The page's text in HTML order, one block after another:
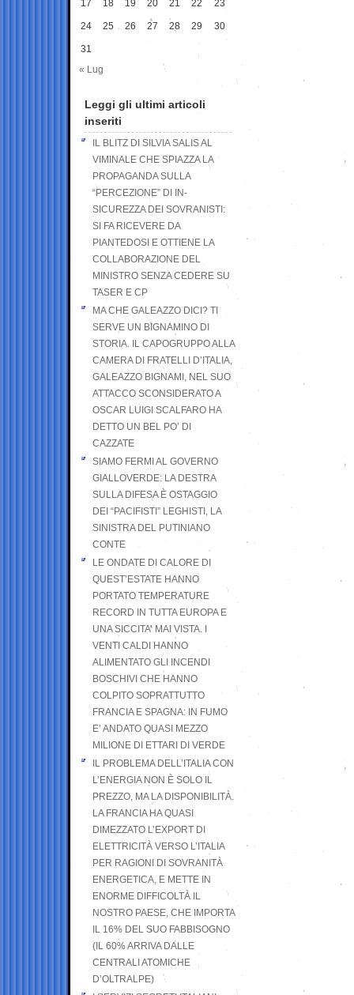
17 18 19 20 21 22 23
24 25 26 27 28 29 30
31
« Lug
Leggi gli ultimi articoli
inseriti
IL BLITZ DI SILVIA SALIS AL
VIMINALE CHE SPIAZZA LA
PROPAGANDA SULLA
“PERCEZIONE” DI IN-
SICUREZZA DEI SOVRANISTI:
SI FA RICEVERE DA
PIANTEDOSI E OTTIENE LA
COLLABORAZIONE DEL
MINISTRO SENZA CEDERE SU
TASER E CP
MA CHE GALEAZZO DICI? TI
SERVE UN BIGNAMINO DI
STORIA. IL CAPOGRUPPO ALLA
CAMERA DI FRATELLI D’ITALIA,
GALEAZZO BIGNAMI, NEL SUO
ATTACCO SCONSIDERATO A
OSCAR LUIGI SCALFARO HA
DETTO UN BEL PO’ DI
CAZZATE
SIAMO FERMI AL GOVERNO
GIALLOVERDE: LA DESTRA
SULLA DIFESA È OSTAGGIO
DEI “PACIFISTI” LEGHISTI, LA
SINISTRA DEL PUTINIANO
CONTE
LE ONDATE DI CALORE DI
QUEST’ESTATE HANNO
PORTATO TEMPERATURE
RECORD IN TUTTA EUROPA E
UNA SICCITA’ MAI VISTA. I
VENTI CALDI HANNO
ALIMENTATO GLI INCENDI
BOSCHIVI CHE HANNO
COLPITO SOPRATTUTTO
FRANCIA E SPAGNA: IN FUMO
E’ ANDATO QUASI MEZZO
MILIONE DI ETTARI DI VERDE
IL PROBLEMA DELL’ITALIA CON
L’ENERGIA NON È SOLO IL
PREZZO, MA LA DISPONIBILITÀ.
LA FRANCIA HA QUASI
DIMEZZATO L’EXPORT DI
ELETTRICITÀ VERSO L’ITALIA
PER RAGIONI DI SOVRANITÀ
ENERGETICA, E METTE IN
ENORME DIFFICOLTÀ IL
NOSTRO PAESE, CHE IMPORTA
IL 16% DEL SUO FABBISOGNO
(IL 60% ARRIVA DALLE
CENTRALI ATOMICHE
D’OLTRALPE)